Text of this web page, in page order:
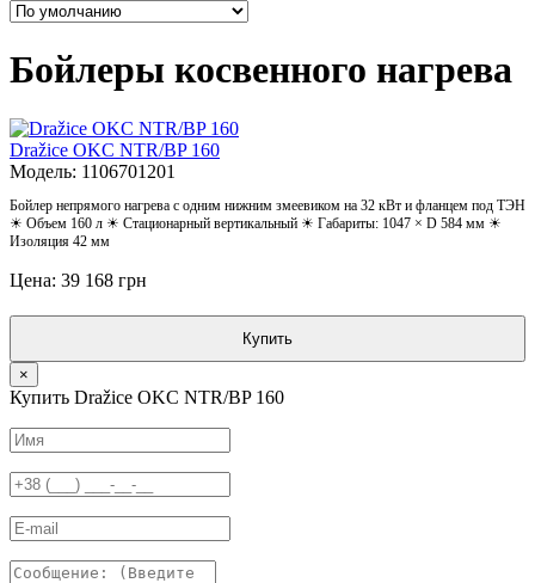
Бойлеры косвенного нагрева
Dražice OKC NTR/BP 160
Модель: 1106701201
Бойлер непрямого нагрева с одним нижним змеевиком на 32 кВт и фланцем под ТЭН
☀ Объем 160 л ☀ Стационарный вертикальный ☀ Габариты: 1047 × D 584 мм ☀
Изоляция 42 мм
Цена: 39 168 грн
Купить
×
Купить Dražice OKC NTR/BP 160